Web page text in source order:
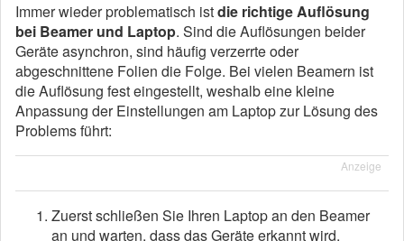
Immer wieder problematisch istdie richtige Auflösung
bei Beamer und Laptop. Sind die Auflösungen beider
Geräte asynchron, sind häufig verzerrte oder
abgeschnittene Folien die Folge. Bei vielen Beamern ist
die Auflösung fest eingestellt, weshalb eine kleine
Anpassung der Einstellungen am Laptop zur Lösung des
Problems führt:
Anzeige
Zuerst schließen Sie Ihren Laptop an den Beamer
an und warten, dass das Geräte erkannt wird.